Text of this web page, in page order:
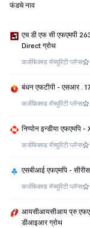
फंडचे नाव
एच डी एफ सी एफएमपी
Direct ग्रोथ
कर्जफिक्स्ड मॅच्युरिटी प्लॅन्स
बंधन एफटीपी - एसआर .
कर्जफिक्स्ड मॅच्युरिटी प्लॅन्स
निप्पोन इन्डीया
कर्जफिक्स्ड मॅच्युरिटी प्लॅन्स
एसबीआई एफएमपि -
कर्जफिक्स्ड मॅच्युरिटी प्लॅन्स
आयसीआयसीआय प्रु
डीआइआर ग्रोथ